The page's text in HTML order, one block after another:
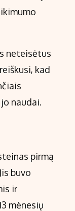
neteisėtus
kad
naudai.
pirmą
buvo
ir
mėnesių